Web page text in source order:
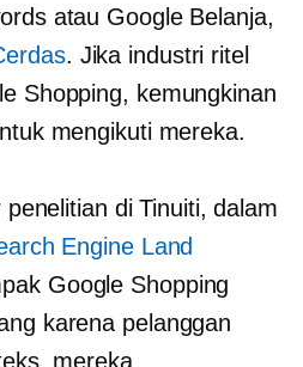
atau Google Belanja,
. Jika industri ritel
Shopping, kemungkinan
mengikuti mereka.
di Tinuiti, dalam
Engine Land
Google Shopping
karena pelanggan
mereka